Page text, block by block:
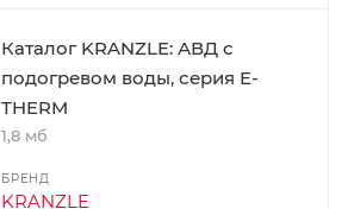
Каталог KRANZLE: АВД с
подогревом воды, серия E-
THERM
1,8 мб
БРЕНД
KRANZLE